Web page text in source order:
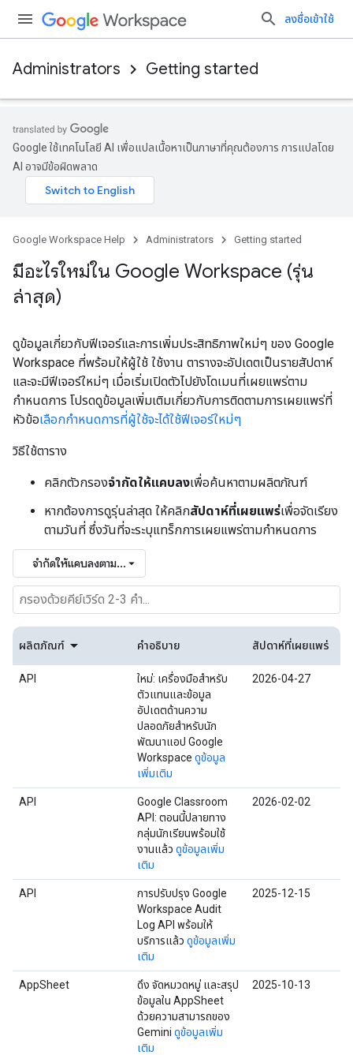
ลงชื่อเข้าใช้
Administrators Getting started
Google ใช้เทคโนโลยี AI เพื่อแปลเนื้อหาเป็นภาษาที่คุณต้องการ การแปลโดย
AI อาจมีข้อผิดพลาด
Google Workspace Help Administrators Getting started
มีอะไรใหม่ใน Google Workspace (รุ่น
ล่าสุด)
ดูข้อมูลเกี่ยวกับฟีเจอร์และการเพิ่มประสิทธิภาพใหม่ๆ ของ Google
Workspace ที่พร้อมให้ผู้ใช้ ใช้งาน ตารางจะอัปเดตเป็นรายสัปดาห์
และจะมีฟีเจอร์ใหม่ๆ เมื่อเริ่มเปิดตัวไปยังโดเมนที่เผยแพร่ตาม
กำหนดการ โปรดดูข้อมูลเพิ่มเติมเกี่ยวกับการติดตามการเผยแพร่ที่
หัวข้อเลือกกำหนดการที่ผู้ใช้จะได้ใช้ฟีเจอร์ใหม่ๆ
วิธีใช้ตาราง
คลิกตัวกรองจํากัดให้แคบลงเพื่อค้นหาตามผลิตภัณฑ์
หากต้องการดูรุ่นล่าสุด ให้คลิกสัปดาห์ที่เผยแพร่เพื่อจัดเรียง
ตามวันที่ ซึ่งวันที่จะระบุแทร็กการเผยแพร่ตามกำหนดการ
จำกัดให้แคบลงตาม...
ผลิตภัณฑ์ คำอธิบาย สัปดาห์ที่เผยแพร่
API
ใหม่: เครื่องมือสำหรับ
ตัวแทนและข้อมูล
อัปเดตด้านความ
ปลอดภัยสำหรับนัก
พัฒนาแอป Google
Workspace ดูข้อมูล
เพิ่มเติม
2026-04-27
API
Google Classroom
API: ตอนนี้ปลายทาง
กลุ่มนักเรียนพร้อมใช้
งานแล้ว ดูข้อมูลเพิ่ม
เติม
2026-02-02
API
การปรับปรุง Google
Workspace Audit
Log API พร้อมให้
บริการแล้ว ดูข้อมูลเพิ่ม
เติม
2025-12-15
AppSheet
ดึง จัดหมวดหมู่ และสรุป
ข้อมูลใน AppSheet
ด้วยความสามารถของ
Gemini ดูข้อมูลเพิ่ม
เติม
2025-10-13